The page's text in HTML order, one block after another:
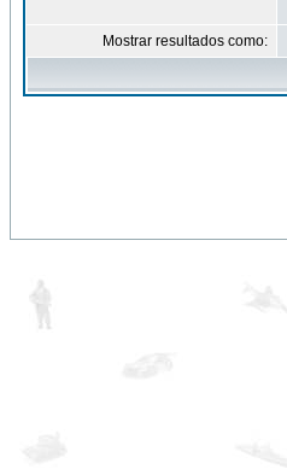
Mostrar resultados como: